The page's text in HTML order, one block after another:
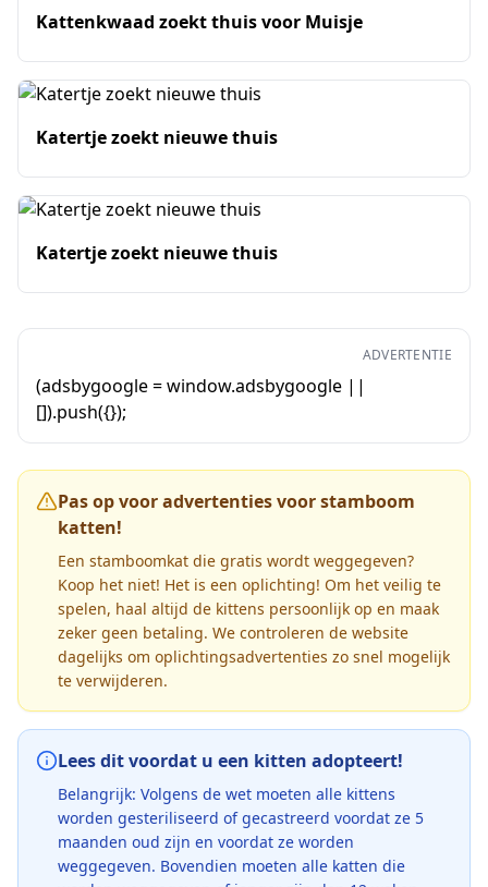
Kattenkwaad zoekt thuis voor Muisje
Katertje zoekt nieuwe thuis
Katertje zoekt nieuwe thuis
ADVERTENTIE
(adsbygoogle = window.adsbygoogle ||
[]).push({});
Pas op voor advertenties voor stamboom
katten!
Een stamboomkat die gratis wordt weggegeven?
Koop het niet! Het is een oplichting! Om het veilig te
spelen, haal altijd de kittens persoonlijk op en maak
zeker geen betaling. We controleren de website
dagelijks om oplichtingsadvertenties zo snel mogelijk
te verwijderen.
Lees dit voordat u een kitten adopteert!
Belangrijk: Volgens de wet moeten alle kittens
worden gesteriliseerd of gecastreerd voordat ze 5
maanden oud zijn en voordat ze worden
weggegeven. Bovendien moeten alle katten die